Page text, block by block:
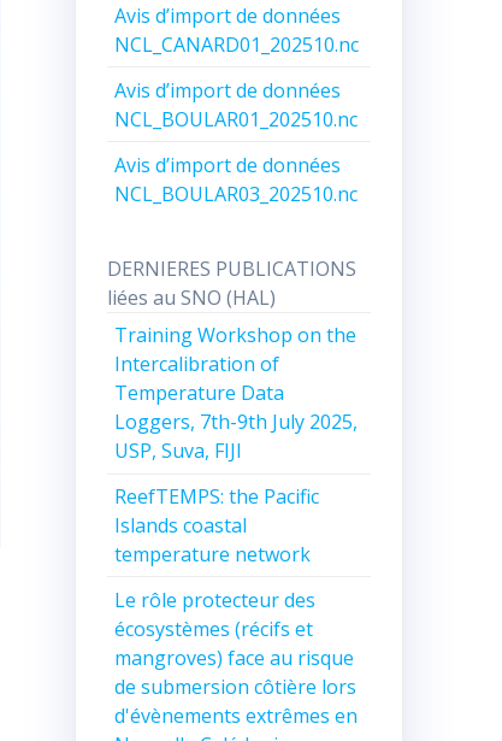
Avis d’import de données
NCL_CANARD01_202510.nc
Avis d’import de données
NCL_BOULAR01_202510.nc
Avis d’import de données
NCL_BOULAR03_202510.nc
DERNIERES PUBLICATIONS
liées au SNO (HAL)
Training Workshop on the
Intercalibration of
Temperature Data
Loggers, 7th-9th July 2025,
USP, Suva, FIJI
ReefTEMPS: the Pacific
Islands coastal
temperature network
Le rôle protecteur des
écosystèmes (récifs et
mangroves) face au risque
de submersion côtière lors
d'évènements extrêmes en